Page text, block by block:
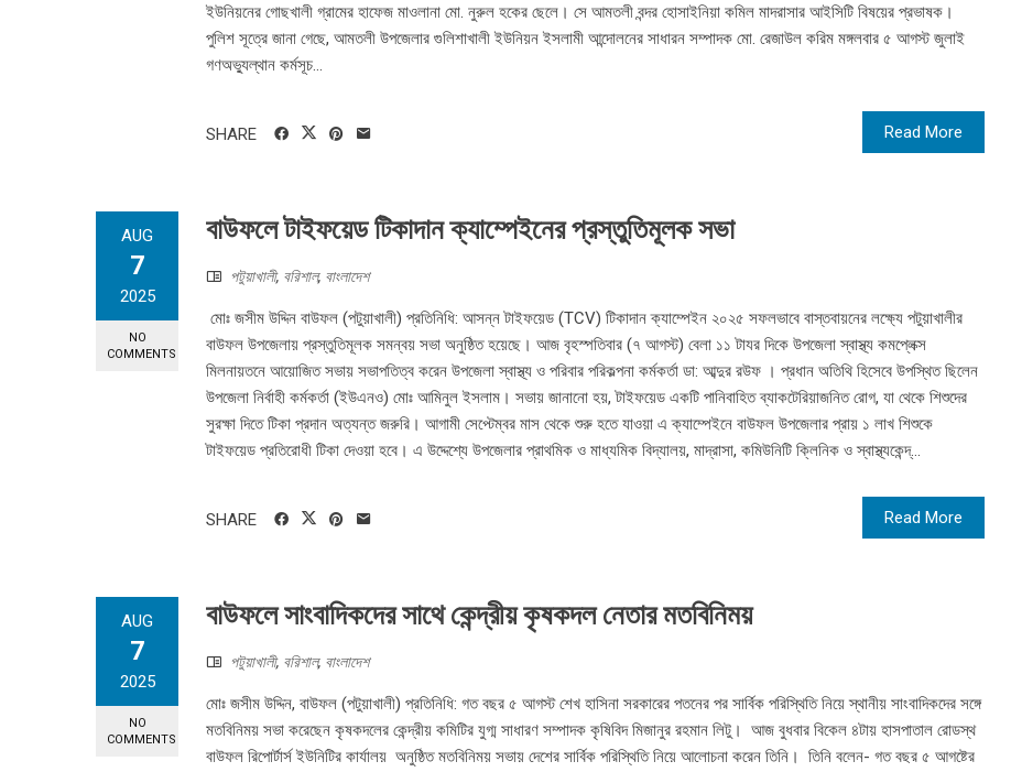
ইউনিয়নের গোছখালী গ্রামের হাফেজ মাওলানা মো. নুরুল হকের ছেলে। সে আমতলী বন্দর হোসাইনিয়া কমিল মাদরাসার আইসিটি বিষয়ের প্রভাষক।
পুলিশ সূত্রে জানা গেছে, আমতলী উপজেলার গুলিশাখালী ইউনিয়ন ইসলামী আন্দোলনের সাধারন সম্পাদক মো. রেজাউল করিম মঙ্গলবার ৫ আগস্ট জুলাই
গণঅভ্যুল্থান কর্মসূচ...
Read More
SHARE
AUG
7
2025
NO
COMMENTS
বাউফলে টাইফয়েড টিকাদান ক্যাম্পেইনের প্রস্তুতিমূলক সভা
পটুয়াখালী, বরিশাল, বাংলাদেশ
মোঃ জসীম উদ্দিন বাউফল (পটুয়াখালী) প্রতিনিধি: আসন্ন টাইফয়েড (TCV) টিকাদান ক্যাম্পেইন ২০২৫ সফলভাবে বাস্তবায়নের লক্ষ্যে পটুয়াখালীর
বাউফল উপজেলায় প্রস্তুতিমূলক সমন্বয় সভা অনুষ্ঠিত হয়েছে। আজ বৃহস্পতিবার (৭ আগস্ট) বেলা ১১ টাযর দিকে উপজেলা স্বাস্থ্য কমপ্লেক্স
মিলনায়তনে আয়োজিত সভায় সভাপতিত্ব করেন উপজেলা স্বাস্থ্য ও পরিবার পরিকল্পনা কর্মকর্তা ডা: আব্দুর রউফ । প্রধান অতিথি হিসেবে উপস্থিত ছিলেন
উপজেলা নির্বাহী কর্মকর্তা (ইউএনও) মোঃ আমিনুল ইসলাম। সভায় জানানো হয়, টাইফয়েড একটি পানিবাহিত ব্যাকটেরিয়াজনিত রোগ, যা থেকে শিশুদের
সুরক্ষা দিতে টিকা প্রদান অত্যন্ত জরুরি। আগামী সেপ্টেম্বর মাস থেকে শুরু হতে যাওয়া এ ক্যাম্পেইনে বাউফল উপজেলার প্রায় ১ লাখ শিশুকে
টাইফয়েড প্রতিরোধী টিকা দেওয়া হবে। এ উদ্দেশ্যে উপজেলার প্রাথমিক ও মাধ্যমিক বিদ্যালয়, মাদ্রাসা, কমিউনিটি ক্লিনিক ও স্বাস্থ্যকেন্দ্...
Read More
SHARE
AUG
7
2025
NO
COMMENTS
বাউফলে সাংবাদিকদের সাথে কেন্দ্রীয় কৃষকদল নেতার মতবিনিময়
পটুয়াখালী, বরিশাল, বাংলাদেশ
মোঃ জসীম উদ্দিন, বাউফল (পটুয়াখালী) প্রতিনিধি: গত বছর ৫ আগস্ট শেখ হাসিনা সরকারের পতনের পর সার্বিক পরিস্থিতি নিয়ে স্থানীয় সাংবাদিকদের সঙ্গে
মতবিনিময় সভা করেছেন কৃষকদলের কেন্দ্রীয় কমিটির যুগ্ম সাধারণ সম্পাদক কৃষিবিদ মিজানুর রহমান লিটু। আজ বুধবার বিকেল ৪টায় হাসপাতাল রোডস্থ
বাউফল রিপোর্টার্স ইউনিটির কার্যালয় অনুষ্ঠিত মতবিনিময় সভায় দেশের সার্বিক পরিস্থিতি নিয়ে আলোচনা করেন তিনি। তিনি বলেন- গত বছর ৫ আগষ্টের